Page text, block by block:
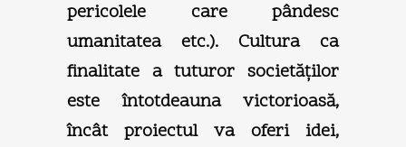
pericolele care pândesc
umanitatea etc.). Cultura ca
finalitate a tuturor societăţilor
este întotdeauna victorioasă,
încât proiectul va oferi idei,